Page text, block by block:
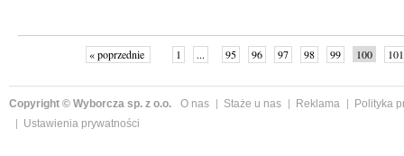
« poprzednie 1 ... 95 96 97 98 99 100 101
Copyright © Wyborcza sp. z o.o. O nas Staże u nas Reklama
Polityka
Ustawienia prywatności